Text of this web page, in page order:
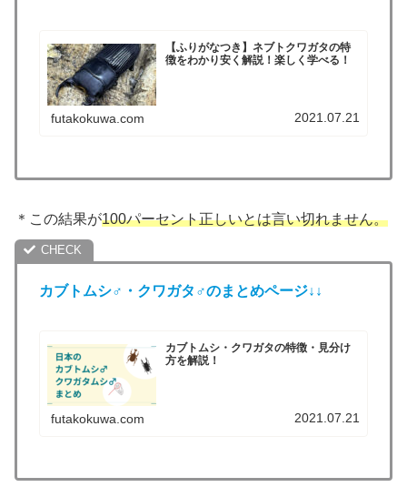
【ふりがなつき】ネブトクワガタの特
徴をわかり安く解説！楽しく学べる！
futakokuwa.com 2021.07.21
＊この結果が100パーセント正しいとは言い切れません。
カブトムシ♂・クワガタ♂のまとめページ↓↓
カブトムシ・クワガタの特徴・見分け
方を解説！
futakokuwa.com 2021.07.21